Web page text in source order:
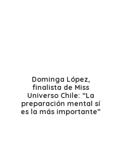
Dominga López,
finalista de Miss
Universo Chile: “La
preparación mental sí
es la más importante”